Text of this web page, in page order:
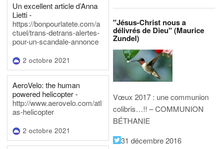
Un excellent article d’Anna
Lietti -
https://bonpourlatete.com/a
ctuel/trans-detrans-alertes-
pour-un-scandale-annonce
2 octobre 2021
AeroVelo: the human
powered helicopter -
http://www.aerovelo.com/atl
as-helicopter
2 octobre 2021
"Jésus-Christ nous a
délivrés de Dieu" (Maurice
Zundel)
Vœux 2017 : une communion
colibris…!! – COMMUNION
BÉTHANIE
31 décembre 2016